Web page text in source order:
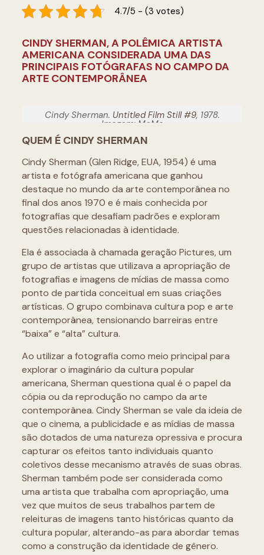
4.7/5 - (3 votes)
CINDY SHERMAN, A POLÊMICA ARTISTA
AMERICANA CONSIDERADA UMA DAS
PRINCIPAIS FOTÓGRAFAS NO CAMPO DA
ARTE CONTEMPORÂNEA
Cindy Sherman. Untitled Film Still #9, 1978.
Imagem: MoMa
QUEM É CINDY SHERMAN
Cindy Sherman (Glen Ridge, EUA, 1954) é uma
artista e fotógrafa americana que ganhou
destaque no mundo da arte contemporânea no
final dos anos 1970 e é mais conhecida por
fotografias que desafiam padrões e exploram
questões relacionadas à identidade.
Ela é associada à chamada geração Pictures, um
grupo de artistas que utilizava a apropriação de
fotografias e imagens de mídias de massa como
ponto de partida conceitual em suas criações
artísticas. O grupo combinava cultura pop e arte
contemporânea, tensionando barreiras entre
“baixa” e “alta” cultura.
Ao utilizar a fotografia como meio principal para
explorar o imaginário da cultura popular
americana, Sherman questiona qual é o papel da
cópia ou da reprodução no campo da arte
contemporânea. Cindy Sherman se vale da ideia de
que o cinema, a publicidade e as mídias de massa
são dotados de uma natureza opressiva e procura
capturar os efeitos tanto individuais quanto
coletivos desse mecanismo através de suas obras.
Sherman também pode ser considerada como
uma artista que trabalha com apropriação, uma
vez que muitos de seus trabalhos partem de
releituras de imagens tanto históricas quanto da
cultura popular, alterando-as para abordar temas
como a construção da identidade de gênero.